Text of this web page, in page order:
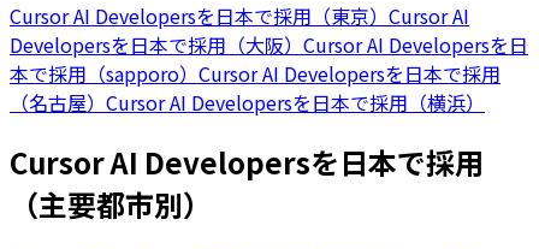
Cursor AI Developersを日本で採用（東京） Cursor AI
Developersを日本で採用（大阪） Cursor AI Developersを日
本で採用（sapporo） Cursor AI Developersを日本で採用
（名古屋） Cursor AI Developersを日本で採用（横浜）
Cursor AI Developersを日本で採用
（主要都市別）